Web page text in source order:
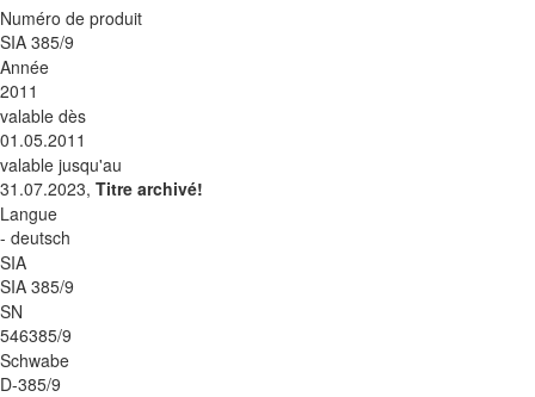
Numéro de produit
SIA 385/9
Année
2011
valable dès
01.05.2011
valable jusqu'au
31.07.2023, Titre archivé!
Langue
- deutsch
SIA
SIA 385/9
SN
546385/9
Schwabe
D-385/9